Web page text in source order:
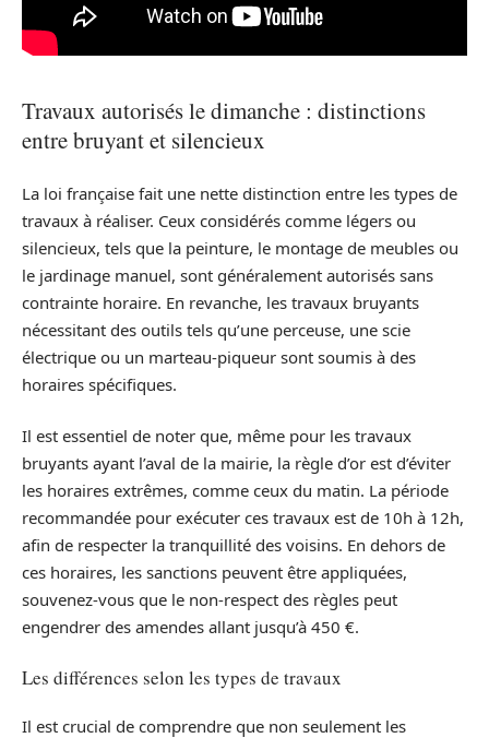
Travaux autorisés le dimanche : distinctions
entre bruyant et silencieux
La loi française fait une nette distinction entre les types de
travaux à réaliser. Ceux considérés comme légers ou
silencieux, tels que la peinture, le montage de meubles ou
le jardinage manuel, sont généralement autorisés sans
contrainte horaire. En revanche, les travaux bruyants
nécessitant des outils tels qu’une perceuse, une scie
électrique ou un marteau-piqueur sont soumis à des
horaires spécifiques.
Il est essentiel de noter que, même pour les travaux
bruyants ayant l’aval de la mairie, la règle d’or est d’éviter
les horaires extrêmes, comme ceux du matin. La période
recommandée pour exécuter ces travaux est de 10h à 12h,
afin de respecter la tranquillité des voisins. En dehors de
ces horaires, les sanctions peuvent être appliquées,
souvenez-vous que le non-respect des règles peut
engendrer des amendes allant jusqu’à 450 €.
Les différences selon les types de travaux
Il est crucial de comprendre que non seulement les